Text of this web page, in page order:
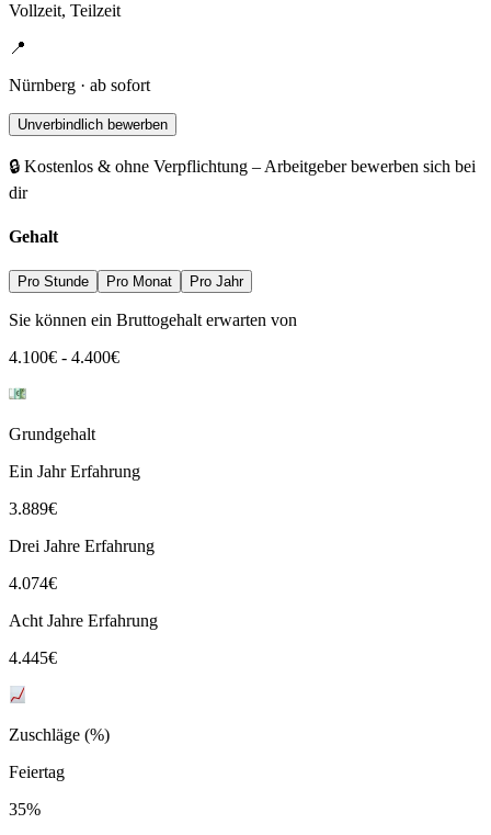
Vollzeit, Teilzeit
📍
Nürnberg · ab sofort
Unverbindlich bewerben
🔒 Kostenlos & ohne Verpflichtung – Arbeitgeber bewerben sich bei
dir
Gehalt
Pro Stunde Pro Monat Pro Jahr
Sie können ein Bruttogehalt erwarten von
4.100€ - 4.400€
Grundgehalt
Ein Jahr Erfahrung
3.889€
Drei Jahre Erfahrung
4.074€
Acht Jahre Erfahrung
4.445€
Zuschläge (%)
Feiertag
35%